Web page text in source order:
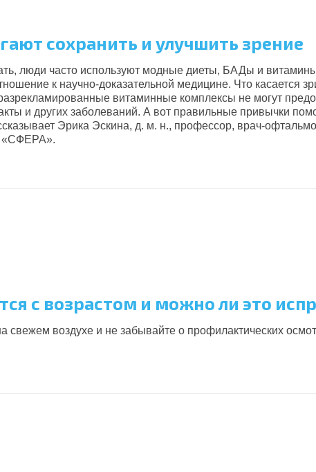
сохранить и улучшить зрение
люди часто используют модные диеты, БАДы и
к научно-доказательной медицине. Что касается
витаминные комплексы не могут
и других заболеваний. А вот правильные привычки
Эрика Эскина, д. м. н., профессор, врач-
«СФЕРА».
с возрастом и можно ли это
свежем воздухе и не забывайте о профилактических